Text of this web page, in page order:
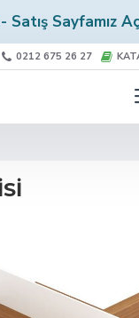
Satış Sayfamız
0212 675 26 27